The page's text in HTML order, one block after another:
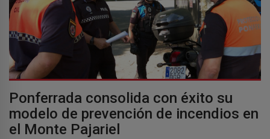
Ponferrada consolida con éxito su
modelo de prevención de incendios en
el Monte Pajariel